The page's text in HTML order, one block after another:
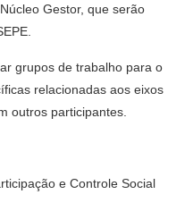
Gestor, que serão
grupos de trabalho para o
relacionadas aos eixos
outros participantes.
e Controle Social